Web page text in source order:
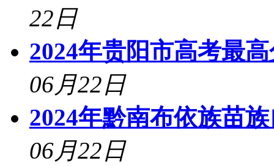
22日
2024年贵阳市高考最
06月22日
2024年黔南布依族苗
06月22日